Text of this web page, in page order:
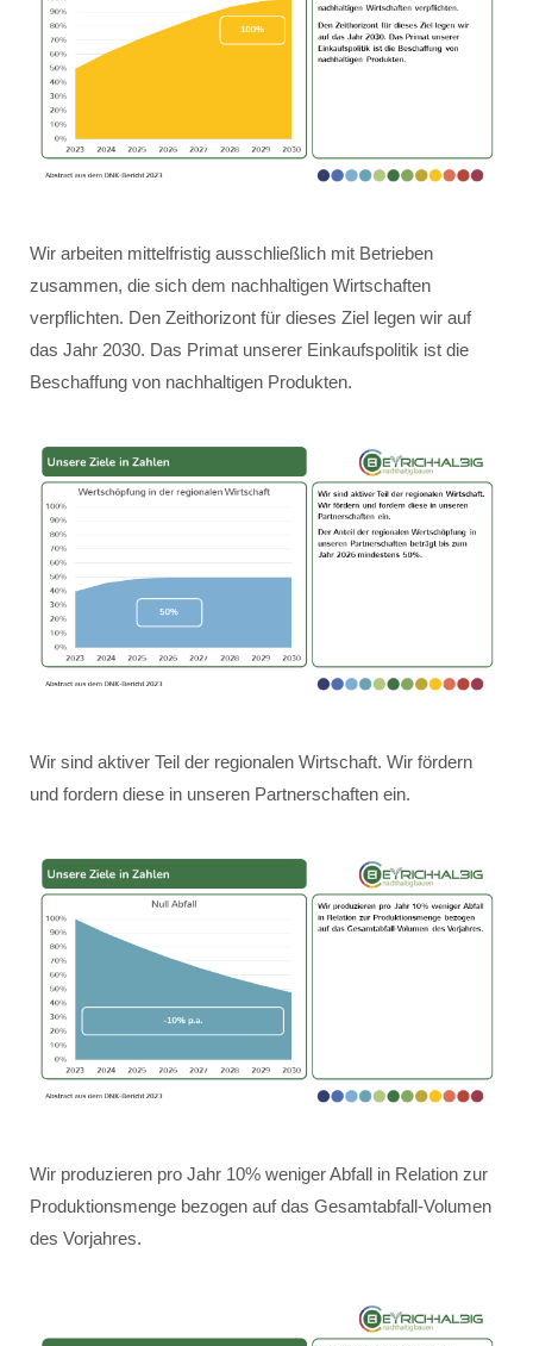
Wir arbeiten mittelfristig ausschließlich mit Betrieben
zusammen, die sich dem nachhaltigen Wirtschaften
verpflichten. Den Zeithorizont für dieses Ziel legen wir auf
das Jahr 2030. Das Primat unserer Einkaufspolitik ist die
Beschaffung von nachhaltigen Produkten.
Wir sind aktiver Teil der regionalen Wirtschaft. Wir fördern
und fordern diese in unseren Partnerschaften ein.
Wir produzieren pro Jahr 10% weniger Abfall in Relation zur
Produktionsmenge bezogen auf das Gesamtabfall-Volumen
des Vorjahres.